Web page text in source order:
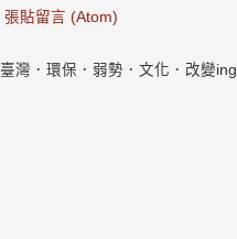
張貼留言 (Atom)
灣．環保．弱勢．文化．改變ing